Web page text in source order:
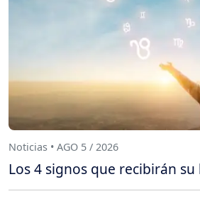
Noticias • AGO 5 / 2026
Los 4 signos que recibirán